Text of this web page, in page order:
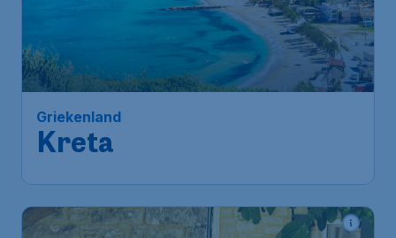
Griekenland
Kreta